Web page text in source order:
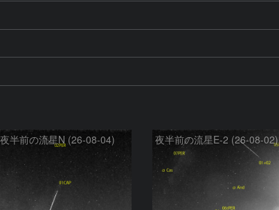
夜半前の流星N (26-08-04) 夜半前の流星E-2 (26-08-02)